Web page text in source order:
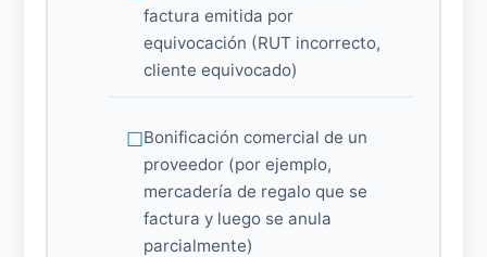
factura emitida por
equivocación (RUT incorrecto,
cliente equivocado)
Bonificación comercial de un
proveedor (por ejemplo,
mercadería de regalo que se
factura y luego se anula
parcialmente)